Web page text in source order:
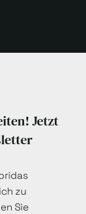
Jetzt
zu
Sie